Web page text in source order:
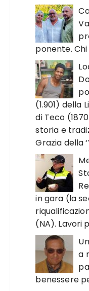
ponente.
(1.901) della
di Teco
storia e
Grazia della
in gara (la
(NA). Lavori
a
benessere